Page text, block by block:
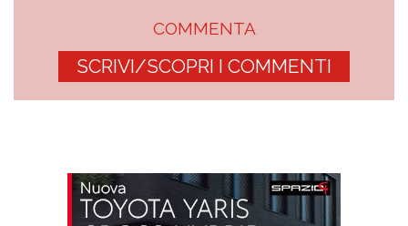
COMMENTA
SCRIVI/SCOPRI I COMMENTI